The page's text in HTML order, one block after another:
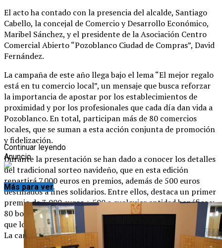
El acto ha contado con la presencia del alcalde, Santiago
Cabello, la concejal de Comercio y Desarrollo Económico,
Maribel Sánchez, y el presidente de la Asociación Centro
Comercial Abierto “Pozoblanco Ciudad de Compras”, David
Fernández.
La campaña de este año llega bajo el lema “El mejor regalo
está en tu comercio local”, un mensaje que busca reforzar
la importancia de apostar por los establecimientos de
proximidad y por los profesionales que cada día dan vida a
Pozoblanco. En total, participan más de 80 comercios
locales, que se suman a esta acción conjunta de promoción
y fidelización.
Durante la presentación se han dado a conocer los detalles
del tradicional sorteo navideño, que en esta edición
repartirá 7.000 euros en premios, además de 500 euros
destinados a fines solidarios. Entre ellos, destaca un primer
premio de 3.000 euros + 500 a cualquier entidad benéfica y
80 bonos de 50 euros en cada uno de los establecimientos,
que los clientes podrán canjear en los propios comercios.
La campaña estará activa hasta el 5 de enero.
Continuar leyendo
Anuncio
Más para ver